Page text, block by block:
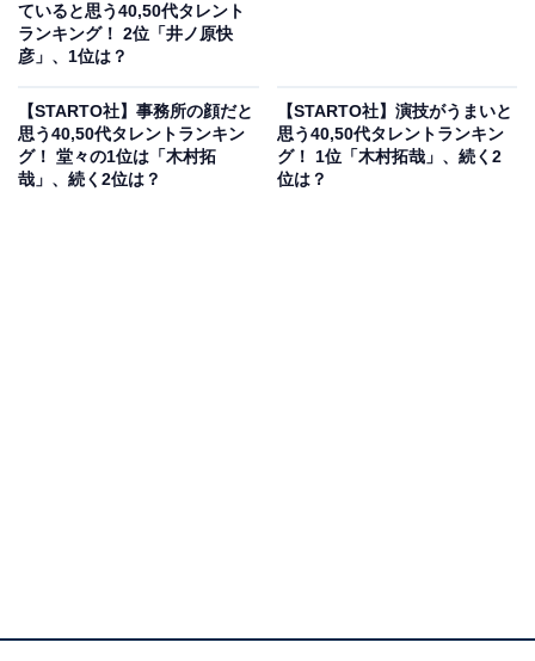
演。多くの回答者から、バラエティー力が高いタレント
として票を集めました。
回答者からは、「リーダーは、バラエティじょうず」
（40代男性／群馬県）、「鉄腕ダッシュを見ていると、
城島さんは何でも出来ていて何をさせてもうまいと思い
ていると思う40,50代タレント
ランキング！ 2位「井ノ原快
彦」、1位は？
【STARTO社】事務所の顔だと
思う40,50代タレントランキン
グ！ 堂々の1位は「木村拓
哉」、続く2位は？
【STARTO社】演技がうまいと
思う40,50代タレントランキン
グ！ 1位「木村拓哉」、続く2
位は？